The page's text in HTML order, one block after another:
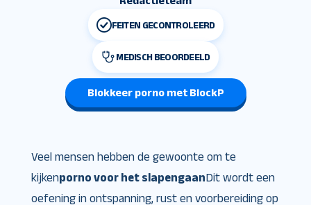
FEITEN GECONTROLEERD
MEDISCH BEOORDEELD
Blokkeer porno met BlockP
Veel mensen hebben de gewoonte om te
kijkenporno voor het slapengaanDit wordt een
oefening in ontspanning, rust en voorbereiding op